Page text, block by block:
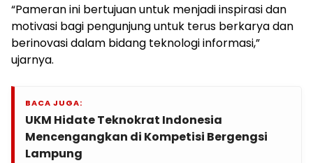
“Pameran ini bertujuan untuk menjadi inspirasi dan
motivasi bagi pengunjung untuk terus berkarya dan
berinovasi dalam bidang teknologi informasi,”
ujarnya.
BACA JUGA:
UKM Hidate Teknokrat Indonesia
Mencengangkan di Kompetisi Bergengsi
Lampung